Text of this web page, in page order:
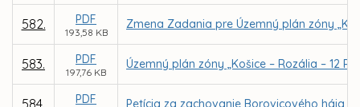
582. PDF
193,58 KB
Zmena Zadania pre Územný plán zóny
583. PDF
197,76 KB
Územný plán zóny „Košice – Rozália – 12
PDF